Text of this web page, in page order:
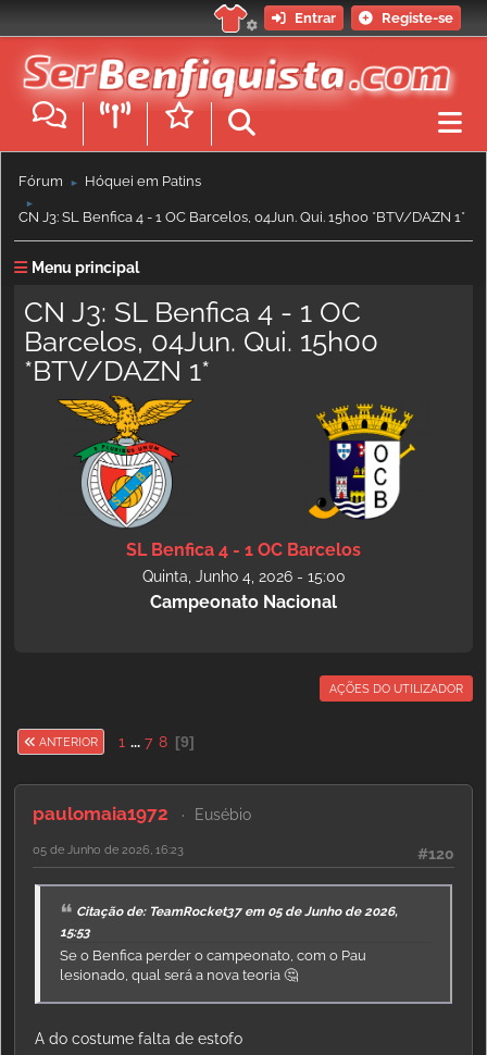
Entrar Registe-se
Fórum ► Hóquei em Patins
►
CN J3: SL Benfica 4 - 1 OC Barcelos, 04Jun. Qui. 15h00 *BTV/DAZN 1*
Menu principal
CN J3: SL Benfica 4 - 1 OC
Barcelos, 04Jun. Qui. 15h00
*BTV/DAZN 1*
SL Benfica 4 - 1 OC Barcelos
Quinta, Junho 4, 2026 - 15:00
Campeonato Nacional
AÇÕES DO UTILIZADOR
ANTERIOR 1 ... 7 8 9
paulomaia1972 Eusébio
#120
05 de Junho de 2026, 16:23
Citação de: TeamRocket37 em 05 de Junho de 2026,
15:53
Se o Benfica perder o campeonato, com o Pau
lesionado, qual será a nova teoria 🤔
A do costume falta de estofo